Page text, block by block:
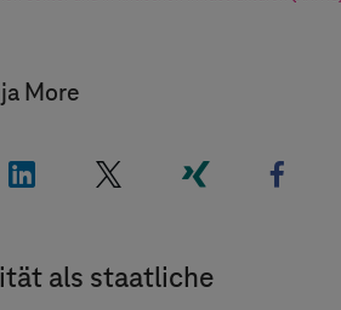
More
"LinkedIn" "Xing"
als staatliche